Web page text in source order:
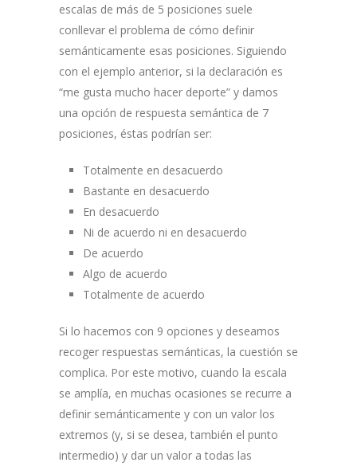
escalas de más de 5 posiciones suele
conllevar el problema de cómo definir
semánticamente esas posiciones. Siguiendo
con el ejemplo anterior, si la declaración es
“me gusta mucho hacer deporte” y damos
una opción de respuesta semántica de 7
posiciones, éstas podrían ser:
Totalmente en desacuerdo
Bastante en desacuerdo
En desacuerdo
Ni de acuerdo ni en desacuerdo
De acuerdo
Algo de acuerdo
Totalmente de acuerdo
Si lo hacemos con 9 opciones y deseamos
recoger respuestas semánticas, la cuestión se
complica. Por este motivo, cuando la escala
se amplía, en muchas ocasiones se recurre a
definir semánticamente y con un valor los
extremos (y, si se desea, también el punto
intermedio) y dar un valor a todas las